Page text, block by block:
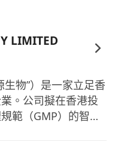
LIMITED
物”）是一家立足香
。公司擬在香港投
範（GMP）的智能